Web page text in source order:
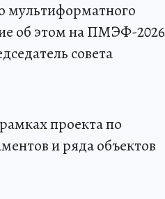
мультиформатного
об этом на ПМЭФ-2026
совета
проекта по
и ряда объектов